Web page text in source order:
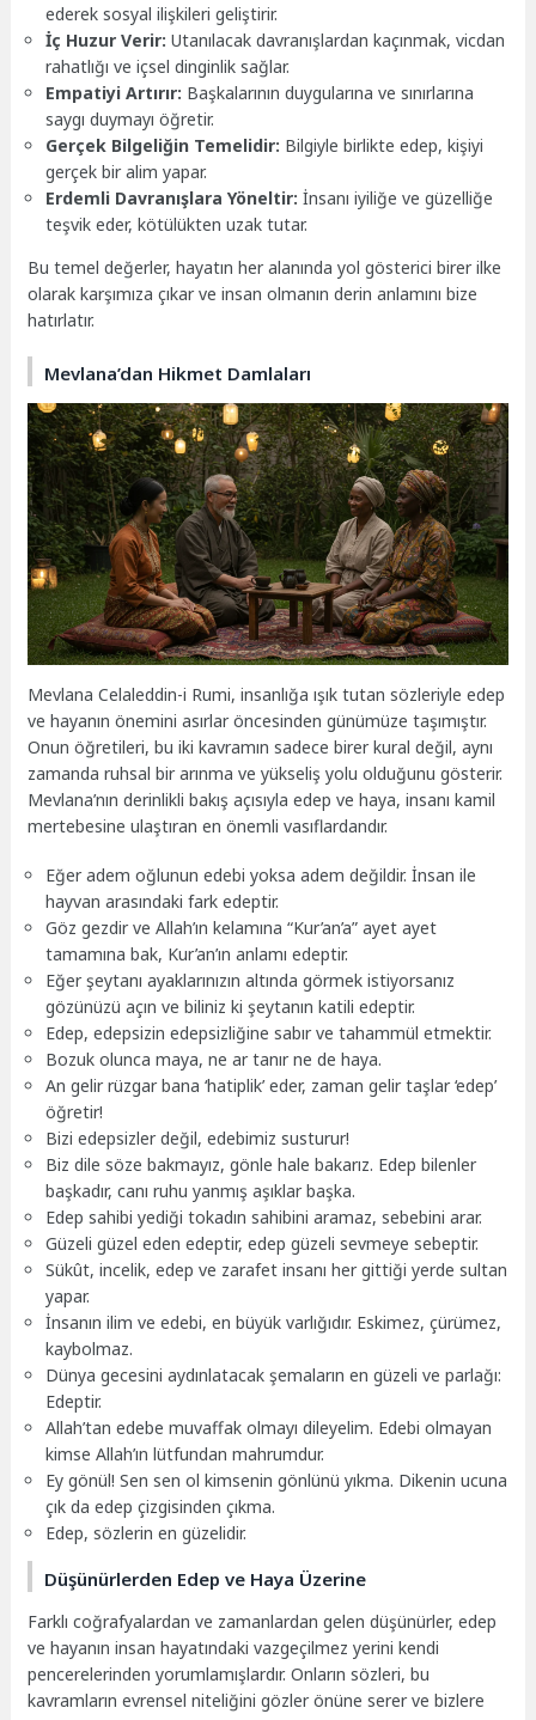
ederek sosyal ilişkileri geliştirir.
İç Huzur Verir: Utanılacak davranışlardan kaçınmak, vicdan
rahatlığı ve içsel dinginlik sağlar.
Empatiyi Artırır: Başkalarının duygularına ve sınırlarına
saygı duymayı öğretir.
Gerçek Bilgeliğin Temelidir: Bilgiyle birlikte edep, kişiyi
gerçek bir alim yapar.
Erdemli Davranışlara Yöneltir: İnsanı iyiliğe ve güzelliğe
teşvik eder, kötülükten uzak tutar.
Bu temel değerler, hayatın her alanında yol gösterici birer ilke
olarak karşımıza çıkar ve insan olmanın derin anlamını bize
hatırlatır.
Mevlana’dan Hikmet Damlaları
Mevlana Celaleddin-i Rumi, insanlığa ışık tutan sözleriyle edep
ve hayanın önemini asırlar öncesinden günümüze taşımıştır.
Onun öğretileri, bu iki kavramın sadece birer kural değil, aynı
zamanda ruhsal bir arınma ve yükseliş yolu olduğunu gösterir.
Mevlana’nın derinlikli bakış açısıyla edep ve haya, insanı kamil
mertebesine ulaştıran en önemli vasıflardandır.
Eğer adem oğlunun edebi yoksa adem değildir. İnsan ile
hayvan arasındaki fark edeptir.
Göz gezdir ve Allah’ın kelamına “Kur’an’a” ayet ayet
tamamına bak, Kur’an’ın anlamı edeptir.
Eğer şeytanı ayaklarınızın altında görmek istiyorsanız
gözünüzü açın ve biliniz ki şeytanın katili edeptir.
Edep, edepsizin edepsizliğine sabır ve tahammül etmektir.
Bozuk olunca maya, ne ar tanır ne de haya.
An gelir rüzgar bana ‘hatiplik’ eder, zaman gelir taşlar ‘edep’
öğretir!
Bizi edepsizler değil, edebimiz susturur!
Biz dile söze bakmayız, gönle hale bakarız. Edep bilenler
başkadır, canı ruhu yanmış aşıklar başka.
Edep sahibi yediği tokadın sahibini aramaz, sebebini arar.
Güzeli güzel eden edeptir, edep güzeli sevmeye sebeptir.
Sükût, incelik, edep ve zarafet insanı her gittiği yerde sultan
yapar.
İnsanın ilim ve edebi, en büyük varlığıdır. Eskimez, çürümez,
kaybolmaz.
Dünya gecesini aydınlatacak şemaların en güzeli ve parlağı:
Edeptir.
Allah’tan edebe muvaffak olmayı dileyelim. Edebi olmayan
kimse Allah’ın lütfundan mahrumdur.
Ey gönül! Sen sen ol kimsenin gönlünü yıkma. Dikenin ucuna
çık da edep çizgisinden çıkma.
Edep, sözlerin en güzelidir.
Düşünürlerden Edep ve Haya Üzerine
Farklı coğrafyalardan ve zamanlardan gelen düşünürler, edep
ve hayanın insan hayatındaki vazgeçilmez yerini kendi
pencerelerinden yorumlamışlardır. Onların sözleri, bu
kavramların evrensel niteliğini gözler önüne serer ve bizlere